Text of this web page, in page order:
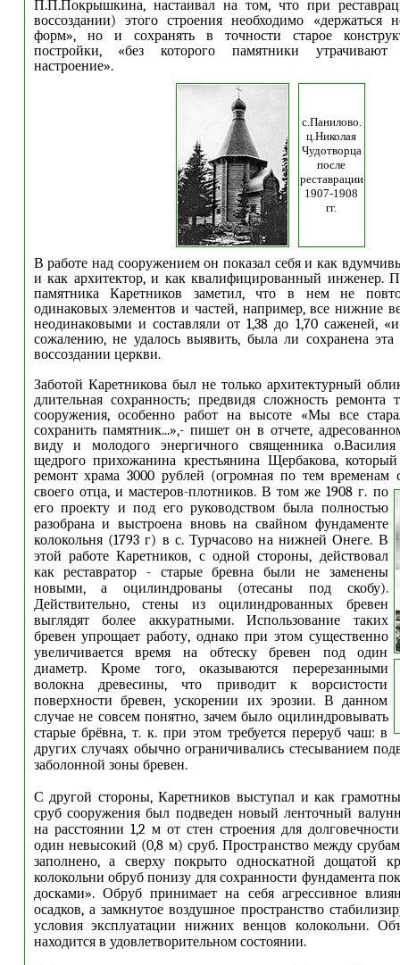
П.П.Покрышкина, настаивал на том, что при
воссоздании) этого строения необходимо «держаться
форм», но и сохранять в точности старое
постройки, «без которого памятники
настроение».
с.Панилово.
ц.Николая
Чудотворца
после
реставрации
1907-1908
гг.
В работе над сооружением он показал себя и как
и как архитектор, и как квалифицированный инженер.
памятника Каретников заметил, что в нем не
одинаковых элементов и частей, например, все нижние
неодинаковыми и составляли от 1,38 до 1,70 саженей,
сожалению, не удалось выявить, была ли сохранена эта
воссоздании церкви.
Заботой Каретникова был не только архитектурный
длительная сохранность; предвидя сложность ремонта
сооружения, особенно работ на высоте «Мы все
сохранить памятник...»,- пишет он в отчете,
виду и молодого энергичного священника
щедрого прихожанина крестьянина Щербакова,
ремонт храма 3000 рублей (огромная по тем временам
своего отца, и мастеров-плотников. В том же 1908 г. по
его проекту и под его руководством была полностью
разобрана и выстроена вновь на свайном фундаменте
колокольня (1793 г) в с. Турчасово на нижней Онеге. В
этой работе Каретников, с одной стороны, действовал
как реставратор - старые бревна были не заменены
новыми, а оцилиндрованы (отесаны под скобу).
Действительно, стены из оцилиндрованных бревен
выглядят более аккуратными. Использование таких
бревен упрощает работу, однако при этом существенно
увеличивается время на обтеску бревен под один
диаметр. Кроме того, оказываются перерезанными
волокна древесины, что приводит к ворсистости
поверхности бревен, ускорении их эрозии. В данном
случае не совсем понятно, зачем было оцилиндровывать
старые брёвна, т. к. при этом требуется переруб чаш: в
других случаях обычно ограничивались стесыванием
заболонной зоны бревен.
С другой стороны, Каретников выступал и как
сруб сооружения был подведен новый ленточный
на расстоянии 1,2 м от стен строения для
один невысокий (0,8 м) сруб. Пространство между
заполнено, а сверху покрыто односкатной дощатой
колокольни обруб понизу для сохранности фундамента
досками». Обруб принимает на себя агрессивное
осадков, а замкнутое воздушное пространство
условия эксплуатации нижних венцов колокольни.
находится в удовлетворительном состоянии.